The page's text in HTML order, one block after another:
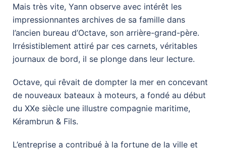
Mais très vite, Yann observe avec intérêt les
impressionnantes archives de sa famille dans
l’ancien bureau d’Octave, son arrière-grand-père.
Irrésistiblement attiré par ces carnets, véritables
journaux de bord, il se plonge dans leur lecture.
Octave, qui rêvait de dompter la mer en concevant
de nouveaux bateaux à moteurs, a fondé au début
du XXe siècle une illustre compagnie maritime,
Kérambrun & Fils.
L’entreprise a contribué à la fortune de la ville et